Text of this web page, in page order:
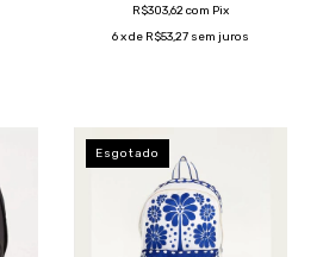
R$303,62com Pix
6x de R$53,27 sem juros
Esgotado